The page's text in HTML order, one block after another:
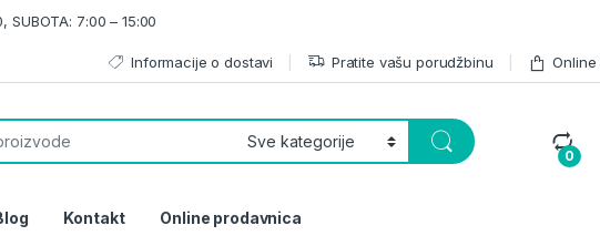
SUBOTA: 7:00 – 15:00
Informacije o dostavi Pratite vašu porudžbinu
0
Kontakt Online prodavnica